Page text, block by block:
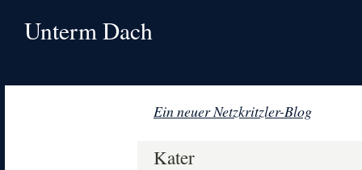
Unterm Dach
Ein neuer Netzkritzler-Blog
Kater